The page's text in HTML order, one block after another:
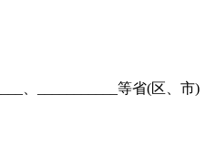
、___________等省(区、市)